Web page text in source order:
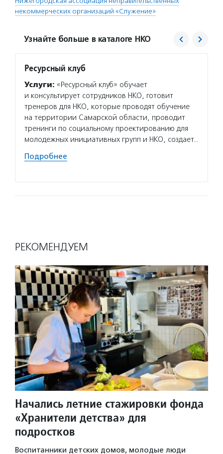
некоммерческих организаций «Служение»
Узнайте больше в каталоге НКО
Ресурсный клуб
Услуги: «Ресурсный клуб» обучает
и консультирует сотрудников НКО, готовит
тренеров для НКО, которые проводят обучение
на территории Самарской области, проводит
тренинги по социальному проектированию для
молодежных инициативных групп и НКО, создает…
Подробнее
РЕКОМЕНДУЕМ
Начались летние стажировки фонда
«Хранители детства» для
подростков
Воспитанники детских домов, молодые люди